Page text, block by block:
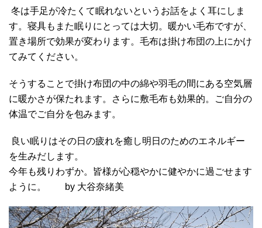
冬は手足が冷たくて眠れないというお話をよく耳にしま
す。 寝具もまた眠りにとっては大切。 暖かい毛布ですが、
置き場所で効果が変わります。 毛布は掛け布団の上にかけ
てみてください。
そうすることで掛け布団の中の綿や羽毛の間にある空気層
に暖かさが保たれます。
さらに敷毛布も効果的。ご自分の
体温でご自分を包みます。
良い眠りはその日の疲れを癒し明日のためのエネルギー
を生みだします。
今年も残りわずか。 皆様が心穏やかに健やかに過ごせます
ように。
by 大谷奈緒美